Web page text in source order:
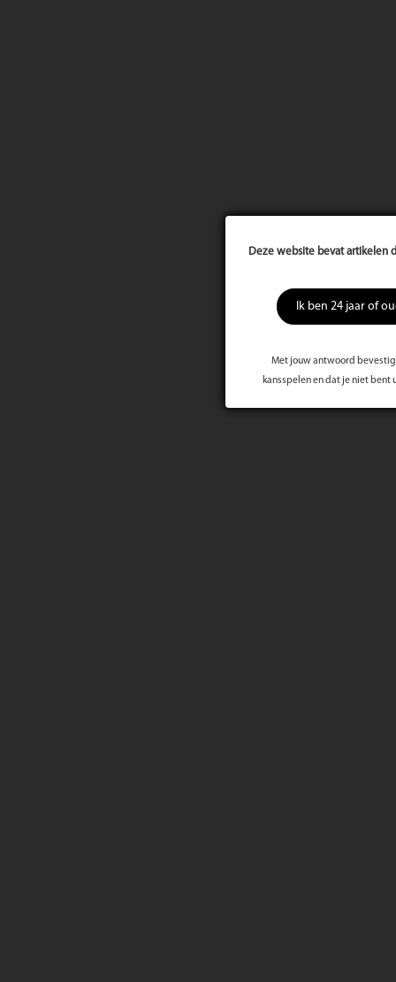
Deze website bevat artikelen
Ik ben 24 jaar of
Met jouw antwoord bevestig
kansspelen en dat je niet bent